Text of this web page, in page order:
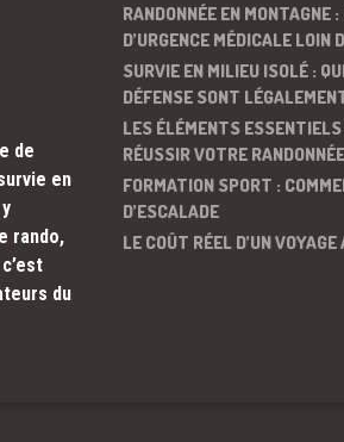
de
en
rando,
du
RANDONNÉE EN MONTAGNE
D’URGENCE MÉDICALE LOIN
SURVIE EN MILIEU ISOLÉ :
DÉFENSE SONT
LES ÉLÉMENTS
RÉUSSIR VOTRE
FORMATION SPORT :
D’ESCALADE
LE COÛT RÉEL D’UN